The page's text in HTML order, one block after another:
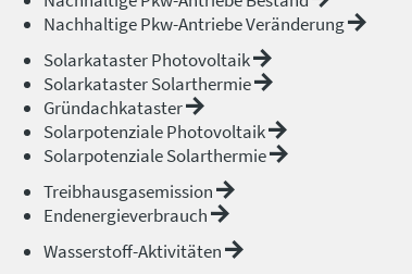
Nachhaltige Pkw-Antriebe Veränderung
Solarkataster Photovoltaik
Solarkataster Solarthermie
Gründachkataster
Solarpotenziale Photovoltaik
Solarpotenziale Solarthermie
Treibhausgasemission
Endenergieverbrauch
Wasserstoff-Aktivitäten